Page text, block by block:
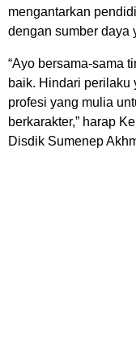
mengantarkan
dengan sumber daya
“Ayo bersama-sama
baik. Hindari perilaku
profesi yang mulia
berkarakter,” harap
Disdik Sumenep